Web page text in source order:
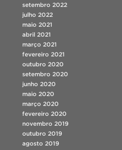
setembro 2022
julho 2022
maio 2021
abril 2021
março 2021
fevereiro 2021
outubro 2020
setembro 2020
junho 2020
maio 2020
março 2020
fevereiro 2020
novembro 2019
outubro 2019
agosto 2019